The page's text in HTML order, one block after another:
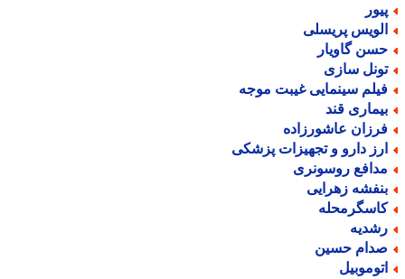
پریسلی
گاویار
سازی
سینمایی غیبت موجه
قند
عاشورزاده
دارو و تجهیزات پزشکی
روسونری
زهرایی
حسین